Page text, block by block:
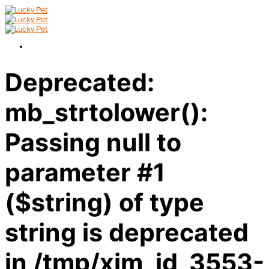
Deprecated:
mb_strtolower():
Passing null to
parameter #1
($string) of type
string is deprecated
in /tmp/xim_id_3553-